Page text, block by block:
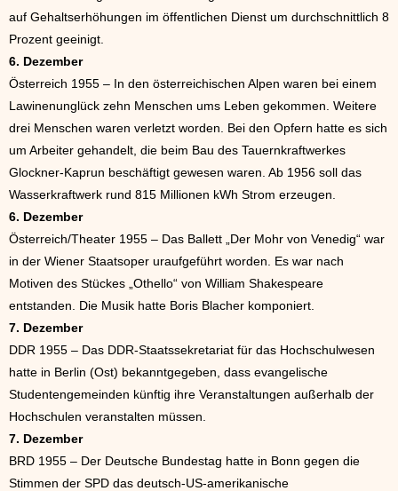
auf Gehaltserhöhungen im öffentlichen Dienst um durchschnittlich 8
Prozent geeinigt.
6. Dezember
Österreich 1955 – In den österreichischen Alpen waren bei einem
Lawinenunglück zehn Menschen ums Leben gekommen. Weitere
drei Menschen waren verletzt worden. Bei den Opfern hatte es sich
um Arbeiter gehandelt, die beim Bau des Tauernkraftwerkes
Glockner-Kaprun beschäftigt gewesen waren. Ab 1956 soll das
Wasserkraftwerk rund 815 Millionen kWh Strom erzeugen.
6. Dezember
Österreich/Theater 1955 – Das Ballett „Der Mohr von Venedig“ war
in der Wiener Staatsoper uraufgeführt worden. Es war nach
Motiven des Stückes „Othello“ von William Shakespeare
entstanden. Die Musik hatte Boris Blacher komponiert.
7. Dezember
DDR 1955 – Das DDR-Staatssekretariat für das Hochschulwesen
hatte in Berlin (Ost) bekanntgegeben, dass evangelische
Studentengemeinden künftig ihre Veranstaltungen außerhalb der
Hochschulen veranstalten müssen.
7. Dezember
BRD 1955 – Der Deutsche Bundestag hatte in Bonn gegen die
Stimmen der SPD das deutsch-US-amerikanische